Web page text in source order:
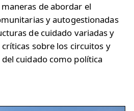
de abordar el
y autogestionadas
de cuidado variadas y
sobre los circuitos y
cuidado como política